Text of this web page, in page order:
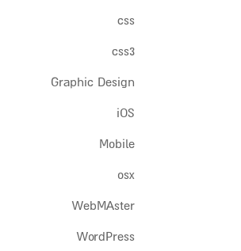
css
css3
Graphic Design
iOS
Mobile
osx
WebMAster
WordPress